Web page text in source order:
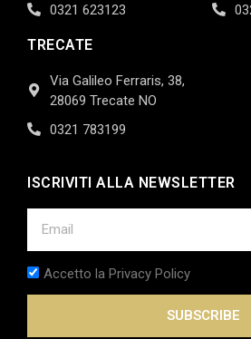
0321 623123
TRECATE
Via Galileo Ferraris, 38,
28069 Trecate NO
0321 783199
ISCRIVITI ALLA NEWSLETTER
Accetto la Privacy Policy
SUBSCRIBE